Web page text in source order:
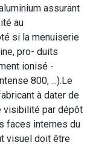
assurant
au
si la menuiserie
pro- duits
ionisé -
800, ...).Le
à dater de
visibilité par dépôt
faces internes du
visuel doit être